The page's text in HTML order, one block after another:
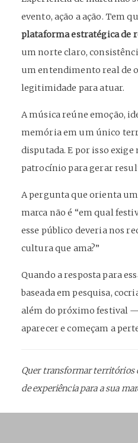
evento, ação a ação. Tem
plataforma estratégica de
um norte claro,
um entendimento real de
legitimidade para atuar.
A música reúne emoção,
memória em um único
disputada. E por isso
patrocínio para gerar
A pergunta que orienta
marca não é “em qual
esse público deveria nos
cultura que ama?”
Quando a resposta para
baseada em pesquisa,
além do próximo festival
aparecer e começam a
Quer transformar territórios
de experiência para a sua